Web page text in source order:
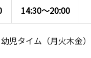
14:30〜20:00
幼児タイム（月火木金